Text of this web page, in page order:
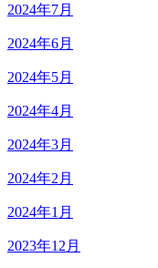
2024年7月
2024年6月
2024年5月
2024年4月
2024年3月
2024年2月
2024年1月
2023年12月